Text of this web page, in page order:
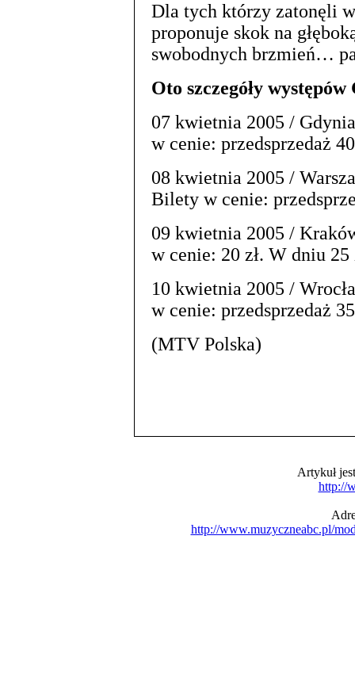
Dla tych którzy zatonęli
proponuje skok na
swobodnych brzmień…
Oto szczegóły
07 kwietnia 2005 /
w cenie: przedsprzedaż
08 kwietnia 2005 /
Bilety w cenie:
09 kwietnia 2005 /
w cenie: 20 zł. W dniu 25
10 kwietnia 2005 /
w cenie: przedsprzedaż
(MTV Polska)
Artykuł
http://
http://www.muzyczneabc.pl/